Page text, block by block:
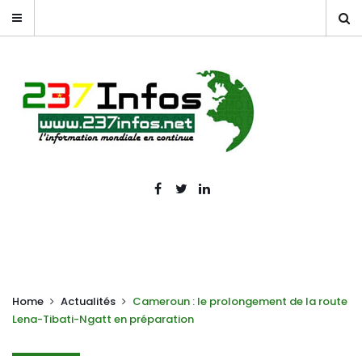
Home Actualités
Cameroun : le prolongement de la route
Lena-Tibati-Ngatt en préparation